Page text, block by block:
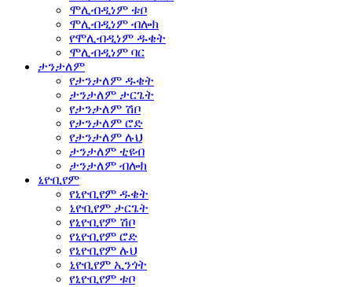
ሞሊብዲነም ቱቦ
ሞሊብዲነም ብሎክ
የሞሊብዲነም ዱቄት
ሞሊብዲነም ባር
ታንታለም
የታንታለም ዱቄት
ታንታለም ታርጌት
የታንታለም ሽቦ
የታንታለም ሮድ
የታንታለም ሉህ
ታንታለም ቲዩብ
ታንታለም ብሎክ
ኒዮቢየም
የኒዮቢየም ዱቄት
ኒዮቢየም ታርጌት
የኒዮቢየም ሽቦ
የኒዮቢየም ሮድ
የኒዮቢየም ሉህ
ኒዮቢየም ኢንጎት
የኒዮቢየም ቱቦ